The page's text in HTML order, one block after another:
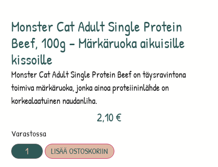
Monster Cat Adult Single Protein
Beef, 100g – Märkäruoka aikuisille
kissoille
Monster Cat Adult Single Protein Beef on täysravintona
toimiva märkäruoka, jonka ainoa proteiininlähde on
korkealaatuinen naudanliha.
2,10€
Varastossa
LISÄÄ OSTOSKORIIN